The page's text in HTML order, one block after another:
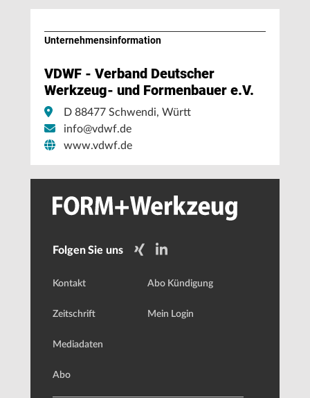
Unternehmens­information
VDWF - Verband Deutscher
Werkzeug- und Formenbauer e.V.
D 88477 Schwendi, Württ
info@vdwf.de
www.vdwf.de
Folgen Sie uns
Kontakt
Zeitschrift
Mediadaten
Abo
Abo Kündigung
Mein Login